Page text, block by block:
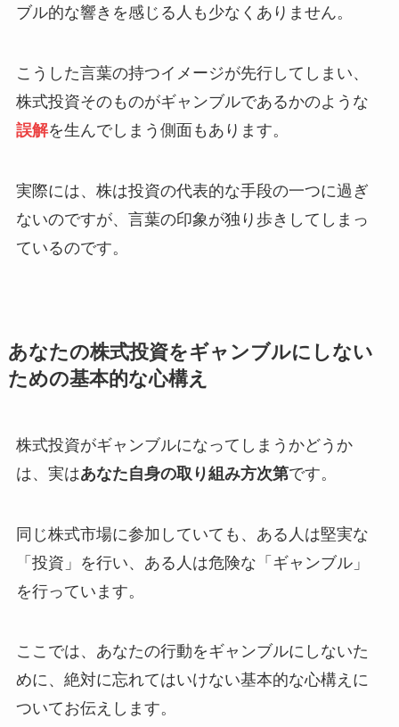
ブル的な響きを感じる人も少なくありません。
こうした言葉の持つイメージが先行してしまい、
株式投資そのものがギャンブルであるかのような
誤解を生んでしまう側面もあります。
実際には、株は投資の代表的な手段の一つに過ぎ
ないのですが、言葉の印象が独り歩きしてしまっ
ているのです。
あなたの株式投資をギャンブルにしない
ための基本的な心構え
株式投資がギャンブルになってしまうかどうか
は、実はあなた自身の取り組み方次第です。
同じ株式市場に参加していても、ある人は堅実な
「投資」を行い、ある人は危険な「ギャンブル」
を行っています。
ここでは、あなたの行動をギャンブルにしないた
めに、絶対に忘れてはいけない基本的な心構えに
ついてお伝えします。